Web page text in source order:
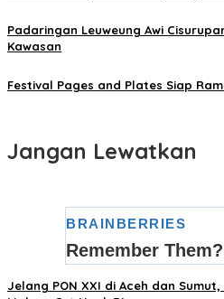
Padaringan Leuweung Awi
Kawasan
Festival Pages and Plates Siap
Jangan Lewatkan
Jelang PON XXI di Aceh dan